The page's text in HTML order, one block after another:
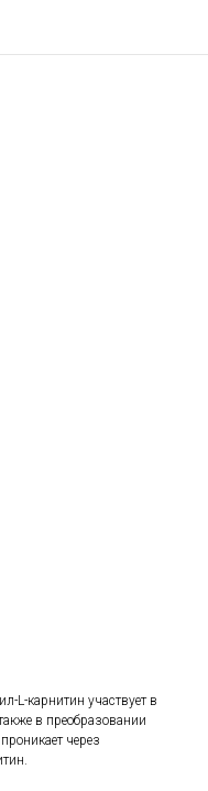
L-карнитин участвует в
в преобразовании
через